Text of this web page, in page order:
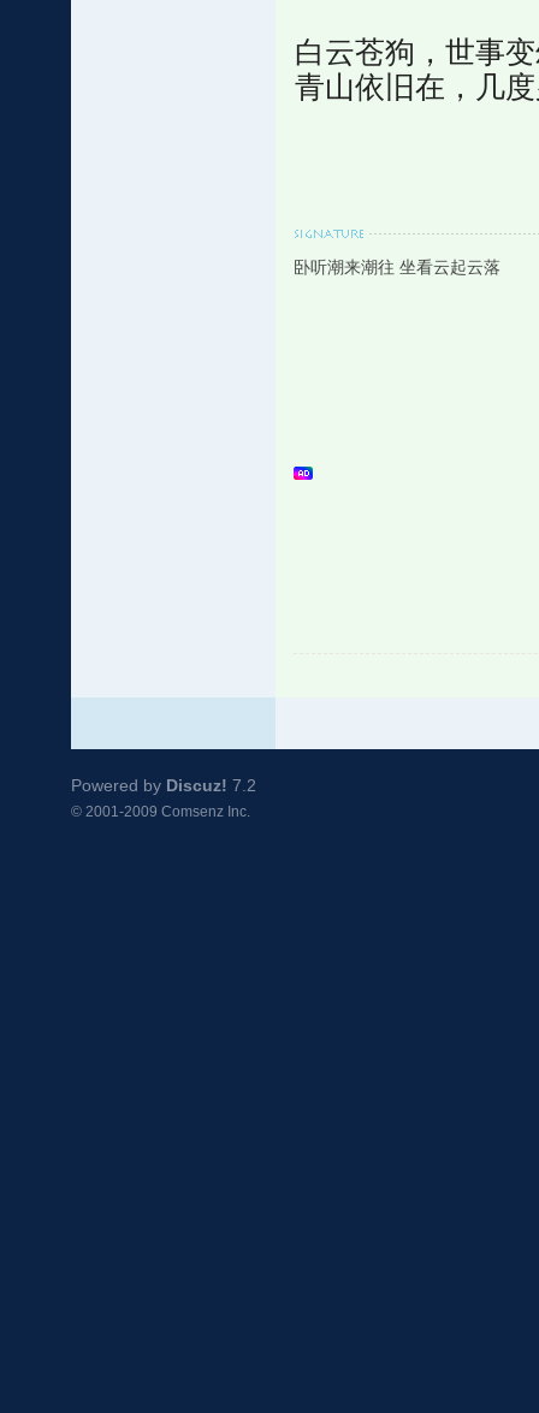
白云苍狗，世事
青山依旧在，几
卧听潮来潮往 坐看云起云落
Powered by Discuz! 7.2
© 2001-2009 Comsenz Inc.